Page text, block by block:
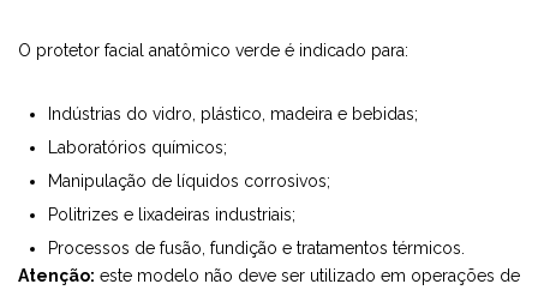
O protetor facial anatômico verde é indicado para:
Indústrias do vidro, plástico, madeira e bebidas;
Laboratórios químicos;
Manipulação de líquidos corrosivos;
Politrizes e lixadeiras industriais;
Processos de fusão, fundição e tratamentos térmicos.
Atenção: este modelo não deve ser utilizado em operações de